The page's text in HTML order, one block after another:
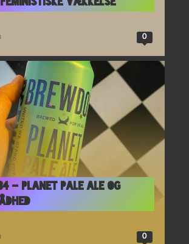
0
– Planet Pale Ale og
0